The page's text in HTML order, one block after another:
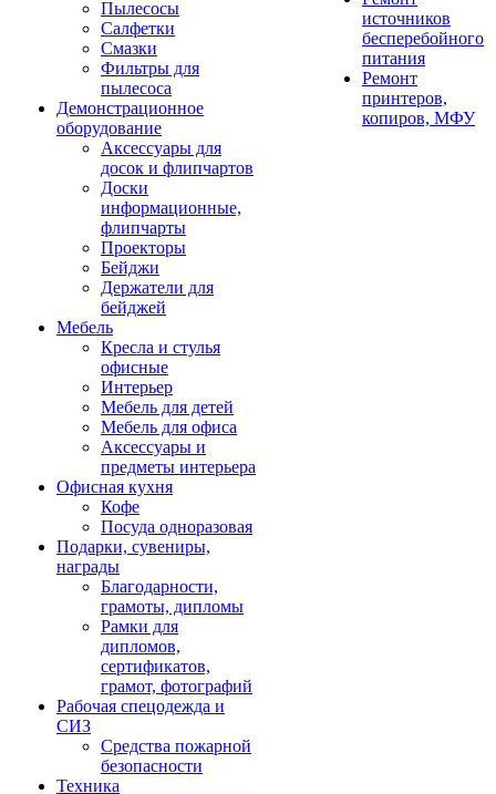
Пылесосы
Салфетки
Смазки
Фильтры для
пылесоса
Демонстрационное
оборудование
Аксессуары для
досок и флипчартов
Доски
информационные,
флипчарты
Проекторы
Бейджи
Держатели для
бейджей
Мебель
Кресла и стулья
офисные
Интерьер
Мебель для детей
Мебель для офиса
Аксессуары и
предметы интерьера
Офисная кухня
Кофе
Посуда одноразовая
Подарки, сувениры,
награды
Благодарности,
грамоты, дипломы
Рамки для
дипломов,
сертификатов,
грамот, фотографий
Рабочая спецодежда и
СИЗ
Средства пожарной
безопасности
Техника
источников
бесперебойного
питания
Ремонт
принтеров,
копиров, МФУ